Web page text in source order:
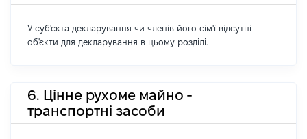
У суб'єкта декларування чи членів його сім'ї відсутні
об'єкти для декларування в цьому розділі.
6. Цінне рухоме майно -
транспортні засоби